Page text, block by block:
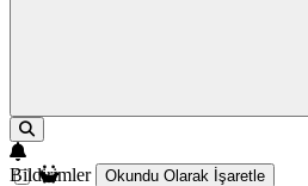
Bildirimler Okundu Olarak İşaretle